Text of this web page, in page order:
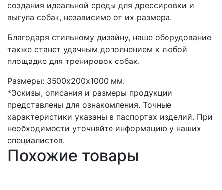
создания идеальной среды для дрессировки и
выгула собак, независимо от их размера.
Благодаря стильному дизайну, наше оборудование
также станет удачным дополнением к любой
площадке для тренировок собак.
Размеры: 3500х200х1000 мм.
*Эскизы, описания и размеры продукции
представлены для ознакомления. Точные
характеристики указаны в паспортах изделий. При
необходимости уточняйте информацию у наших
специалистов.
Похожие товары